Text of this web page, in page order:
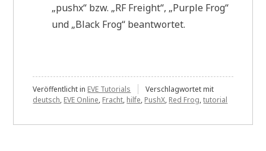
„pushx“ bzw. „RF Freight“, „Purple Frog“
und „Black Frog“ beantwortet.
Veröffentlicht in EVE Tutorials
Verschlagwortet mit
deutsch, EVE Online, Fracht, hilfe, PushX, Red Frog,tutorial